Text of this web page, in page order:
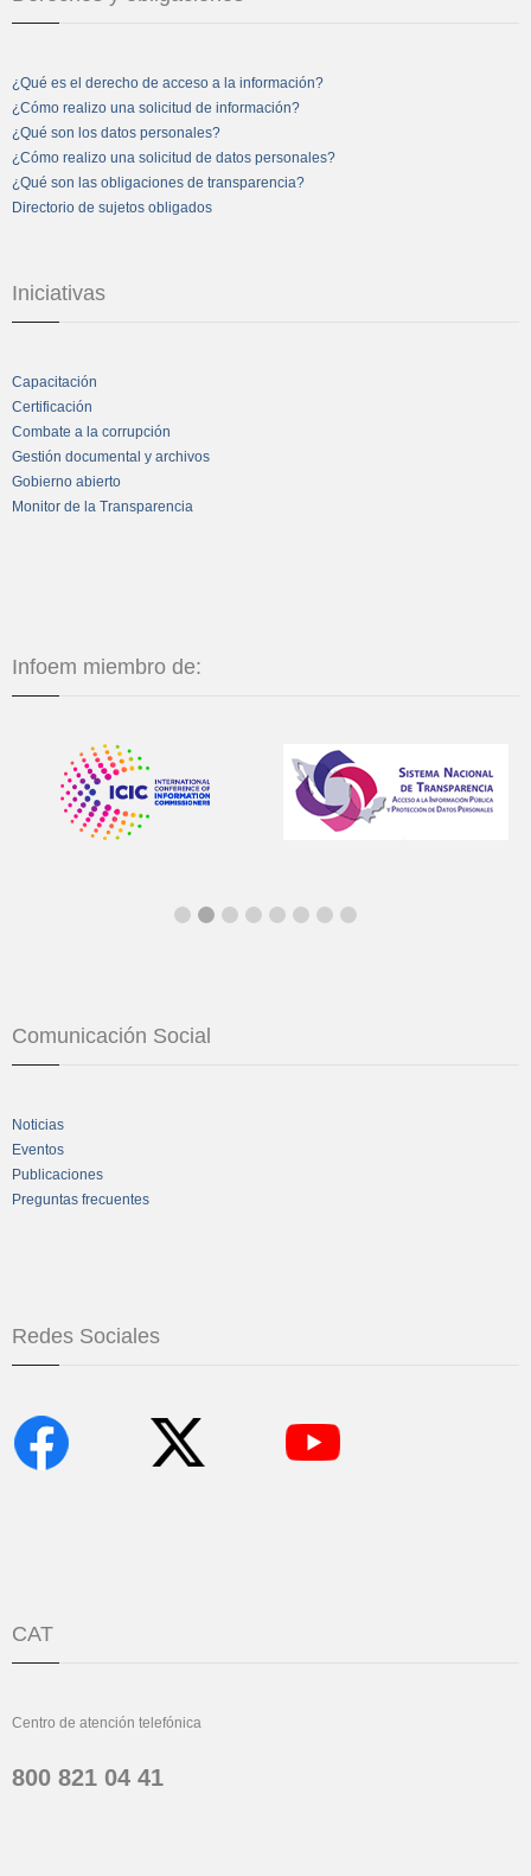
¿Qué es el derecho de acceso a la información?
¿Cómo realizo una solicitud de información?
¿Qué son los datos personales?
¿Cómo realizo una solicitud de datos personales?
¿Qué son las obligaciones de transparencia?
Directorio de sujetos obligados
Iniciativas
Capacitación
Certificación
Combate a la corrupción
Gestión documental y archivos
Gobierno abierto
Monitor de la Transparencia
Infoem miembro de:
Comunicación Social
Noticias
Eventos
Publicaciones
Preguntas frecuentes
Redes Sociales
CAT
Centro de atención telefónica
800 821 04 41